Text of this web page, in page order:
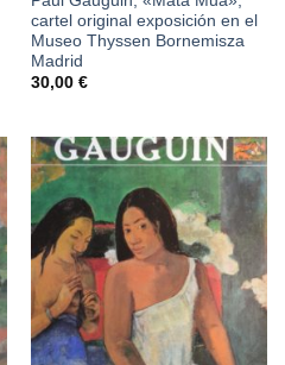
cartel original exposición en el
Museo Thyssen Bornemisza
Madrid
30,00 €